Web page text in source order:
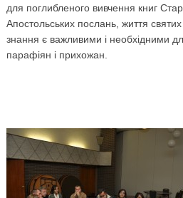
для поглибленого вивчення книг
Апостольських послань, життя
знання є важливими і необхідними
парафіян і прихожан.